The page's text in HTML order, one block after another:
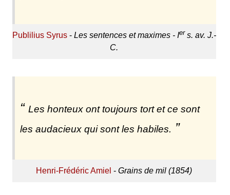
Publilius Syrus- Les sentences et maximes - Iers. av. J.-
C.
Les honteux ont toujours tort et ce sont
les audacieux qui sont les habiles.
Henri-Frédéric Amiel -Grains de mil (1854)